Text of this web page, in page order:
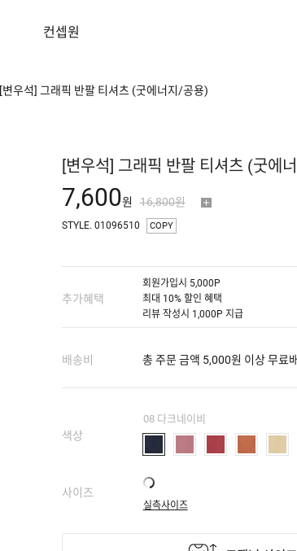
컨셉원
[변우석] 그래픽 반팔 티셔츠 (굿에너지/공용)
[변우석] 그래픽 반팔 티셔츠 (굿에
7,600원 16,800원
STYLE. 01096510 COPY
추가혜택
회원가입시 5,000P
최대 10% 할인 혜택
리뷰 작성시 1,000P 지급
배송비 총 주문 금액 5,000원 이상 무료
색상
08 다크네이비
사이즈
실측사이즈